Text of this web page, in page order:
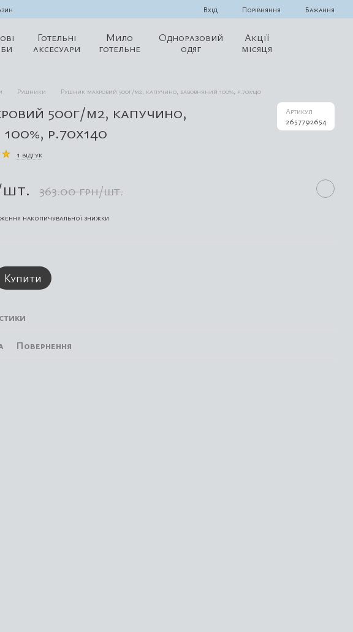
Вхід Порівняння Бажання
Готельні
аксесуари
Мило
готельне
Одноразовий
одяг
Акції
місяця
Рушники Рушник махровий 500г/м2, капучино, бавовняний 100%, р.70х140
500г/м2, капучино,
р.70х140
Артикул
2657792654
1 відгук
шт. 363.00 грн/шт.
накопичувальної знижки
Купити
Повернення